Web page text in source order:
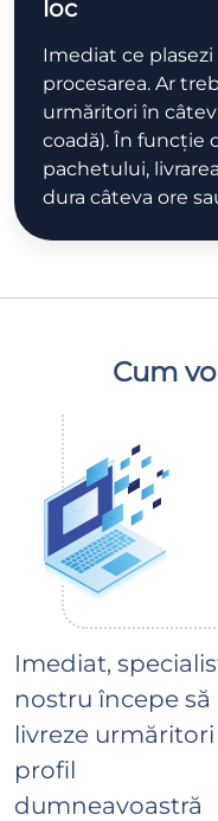
loc
Imediat ce
procesarea. Ar
urmăritori în
coadă). În funcție
pachetului,
dura câteva ore
Cum
Imediat,
nostru începe să
livreze urmăritori
profil
dumneavoastră